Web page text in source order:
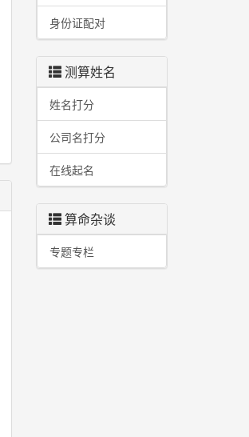
身份证配对
测算姓名
姓名打分
公司名打分
在线起名
算命杂谈
专题专栏